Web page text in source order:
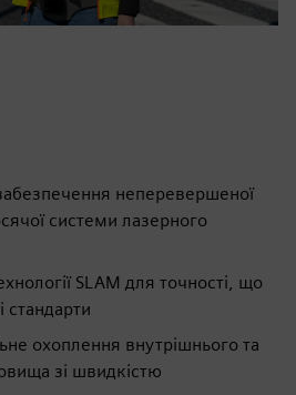
неперевершеної
системи лазерного
SLAM для точності, що
стандарти
охоплення внутрішнього та
зі швидкістю